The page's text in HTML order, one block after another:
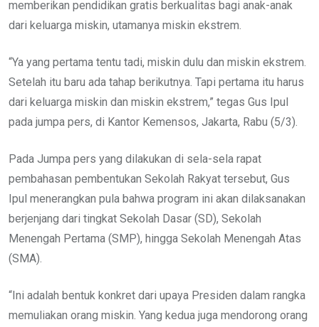
memberikan pendidikan gratis berkualitas bagi anak-anak
dari keluarga miskin, utamanya miskin ekstrem.
“Ya yang pertama tentu tadi, miskin dulu dan miskin ekstrem.
Setelah itu baru ada tahap berikutnya. Tapi pertama itu harus
dari keluarga miskin dan miskin ekstrem,” tegas Gus Ipul
pada jumpa pers, di Kantor Kemensos, Jakarta, Rabu (5/3).
Pada Jumpa pers yang dilakukan di sela-sela rapat
pembahasan pembentukan Sekolah Rakyat tersebut, Gus
Ipul menerangkan pula bahwa program ini akan dilaksanakan
berjenjang dari tingkat Sekolah Dasar (SD), Sekolah
Menengah Pertama (SMP), hingga Sekolah Menengah Atas
(SMA).
“Ini adalah bentuk konkret dari upaya Presiden dalam rangka
memuliakan orang miskin. Yang kedua juga mendorong orang